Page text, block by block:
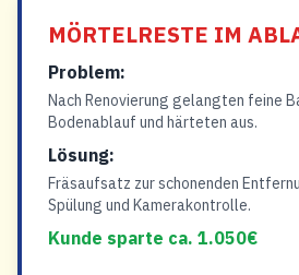
MÖRTELRESTE IM
Problem:
Nach Renovierung gelangten feine
Bodenablauf und härteten aus.
Lösung:
Fräsaufsatz zur schonenden
Spülung und Kamerakontrolle.
Kunde sparte ca. 1.050€